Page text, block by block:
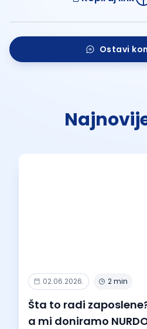
Ostavi
02.06.2026. 2 min
Šta to radi
a mi doniramo